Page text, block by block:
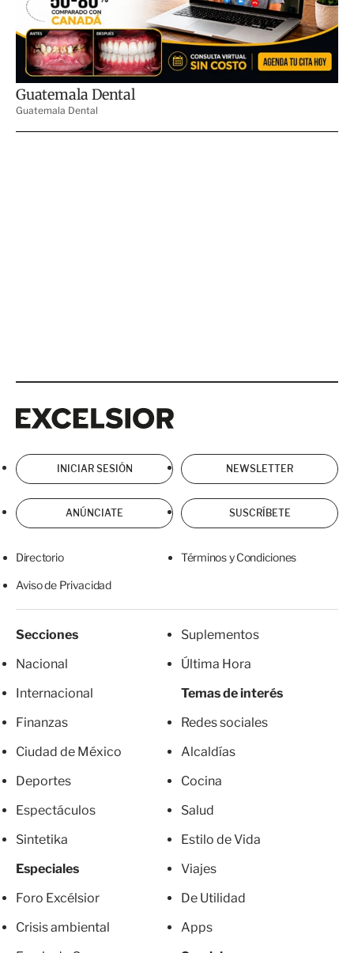
INICIAR SESIÓN NEWSLETTER
ANÚNCIATE SUSCRÍBETE
Directorio Términos y Condiciones
Aviso de Privacidad
Secciones
Nacional
Internacional
Finanzas
Ciudad de México
Deportes
Espectáculos
Sintetika
Especiales
Foro Excélsior
Crisis ambiental
Suplementos
Última Hora
Temas de interés
Redes sociales
Alcaldías
Cocina
Salud
Estilo de Vida
Viajes
De Utilidad
Apps